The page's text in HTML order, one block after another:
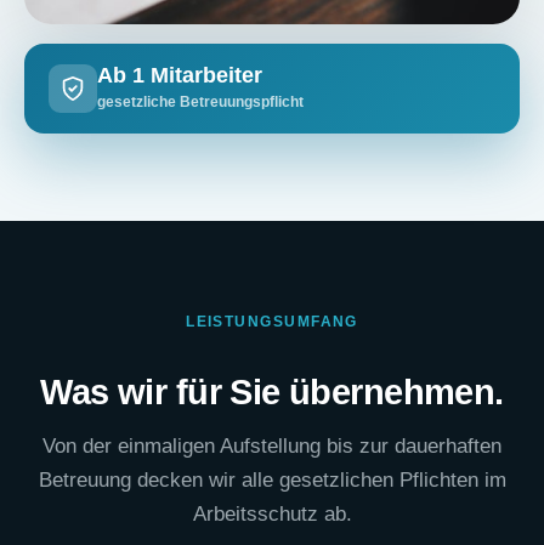
Ab 1 Mitarbeiter
gesetzliche Betreuungspflicht
LEISTUNGSUMFANG
Was wir für Sie übernehmen.
Von der einmaligen Aufstellung bis zur dauerhaften
Betreuung decken wir alle gesetzlichen Pflichten im
Arbeitsschutz ab.